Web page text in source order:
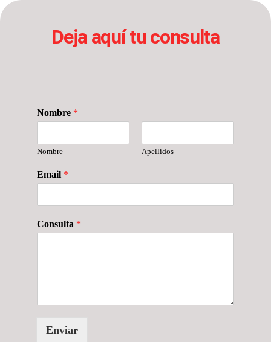
Deja aquí tu consulta
Nombre *
Nombre Apellidos
Email *
Consulta *
Enviar